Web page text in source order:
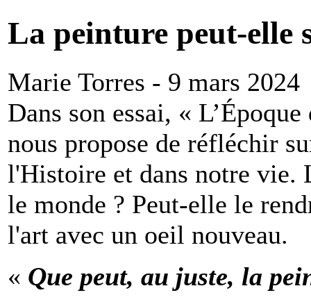
La peinture peut-elle
Marie Torres - 9 mars 2024
Dans son essai, «
nous propose de réfléchir
l'Histoire et dans notre vie.
le monde ? Peut-elle le
l'art avec un oeil nouveau.
« Que peut, au juste, la